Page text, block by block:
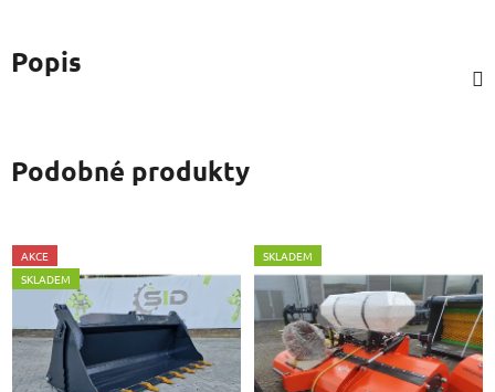
Popis
Podobné produkty
AKCE
SKLADEM
SKLADEM